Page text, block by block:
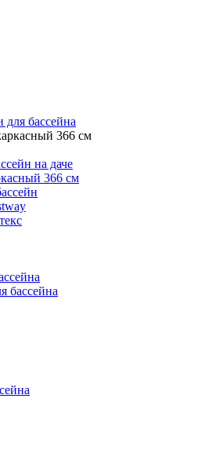
бассейна
366 см
на даче
366 см
бассейна